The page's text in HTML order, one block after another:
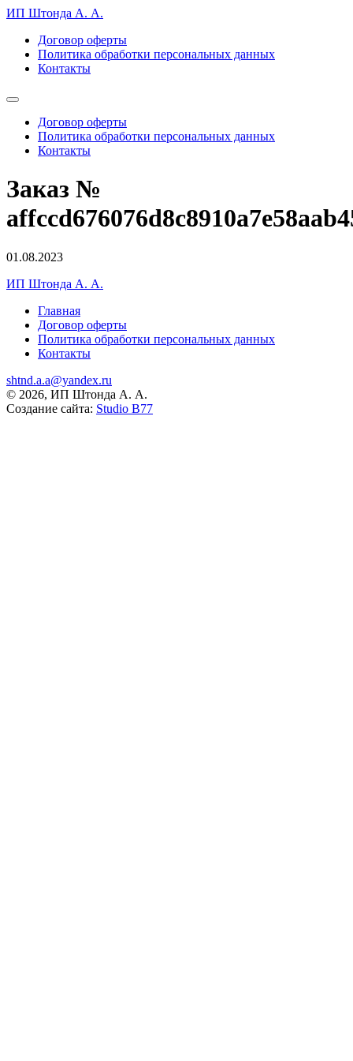
ИП Штонда А. А.
Договор оферты
Политика обработки персональных данных
Контакты
Договор оферты
Политика обработки персональных данных
Контакты
Заказ №
01.08.2023
ИП Штонда А. А.
Главная
Договор оферты
Политика обработки персональных данных
Контакты
shtnd.a.a@yandex.ru
© 2026, ИП Штонда А. А.
Создание сайта: Studio B77